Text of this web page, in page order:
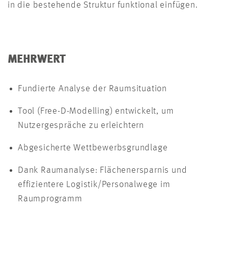
in die bestehende Struktur funktional einfügen.
MEHRWERT
Fundierte Analyse der Raumsituation
Tool (Free-D-Modelling) entwickelt, um
Nutzergespräche zu erleichtern
Abgesicherte Wettbewerbsgrundlage
Dank Raumanalyse: Flächenersparnis und
effizientere Logistik/Personalwege im
Raumprogramm